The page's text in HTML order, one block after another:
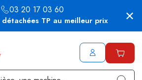
détachées TP au meilleur prix
03 20 17 03 60